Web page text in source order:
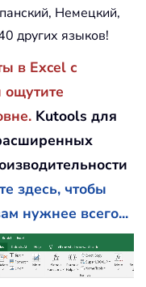
Немецкий,
других языков!
в Excel с
Kutools для
здесь, чтобы
нужнее всего...